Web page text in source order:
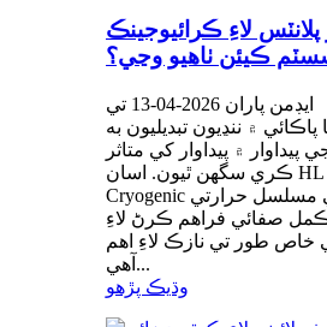
لاءِ ڪرائيوجينڪ
ڪيئن ٺاهيو وڃي؟
ايڊمن پاران 2026-04-13 تي
پاڪائي ۾ ننڍيون تبديليون به
۾ پيداوار کي متاثر
ڪري سگهن ٿيون. اسان HL Cryogenics تي هر
Cryogenic ٽرانسفر سسٽم کي مسلسل حرارتي
صفائي فراهم ڪرڻ لاءِ
خاص طور تي نازڪ لاءِ اهم
آهي...
وڌيڪ پڙهو